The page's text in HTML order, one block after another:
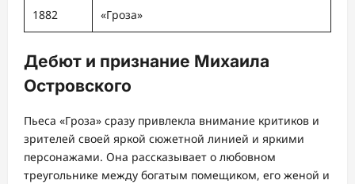
1882 «Гроза»
Дебют и признание Михаила
Островского
Пьеса «Гроза» сразу привлекла внимание критиков и
зрителей своей яркой сюжетной линией и яркими
персонажами. Она рассказывает о любовном
треугольнике между богатым помещиком, его женой и